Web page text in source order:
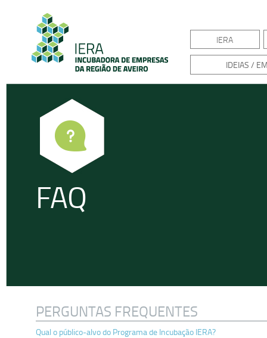
IERA
IDEIAS /
FAQ
PERGUNTAS FREQUENTES
Qual o público-alvo do Programa de Incubação IERA?